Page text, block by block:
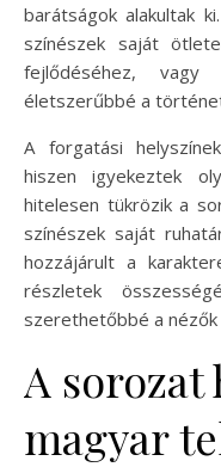
barátságok alakultak
színészek saját
fejlődéséhez, vagy
életszerűbbé a
A forgatási
hiszen igyekeztek
hitelesen tükrözik a
színészek saját
hozzájárult a
részletek
szerethetőbbé a nézők
A sorozat
magyar